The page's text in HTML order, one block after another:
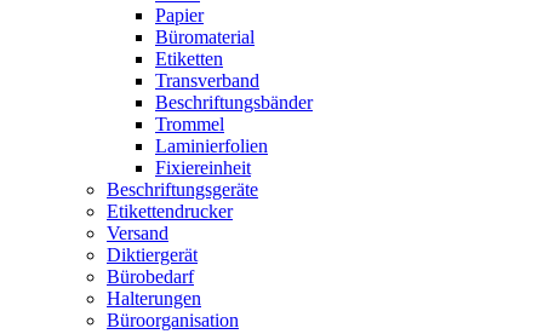
Papier
Büromaterial
Etiketten
Transverband
Beschriftungsbänder
Trommel
Laminierfolien
Fixiereinheit
Beschriftungsgeräte
Etikettendrucker
Versand
Diktiergerät
Bürobedarf
Halterungen
Büroorganisation